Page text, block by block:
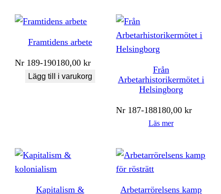
Framtidens arbete
Nr 189-190180,00kr
Lägg till i varukorg
Från
Arbetarhistorikermötet i
Helsingborg
Nr 187-188180,00kr
Läs mer
Kapitalism & Arbetarrörelsens kamp